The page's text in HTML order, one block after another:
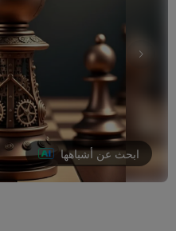
ابحث عن أشباهها